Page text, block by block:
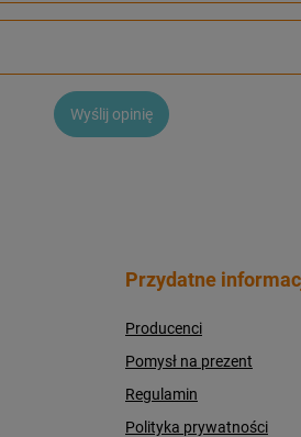
Wyślij opinię
Przydatne
Producenci
Pomysł na prezent
Regulamin
Polityka prywatności